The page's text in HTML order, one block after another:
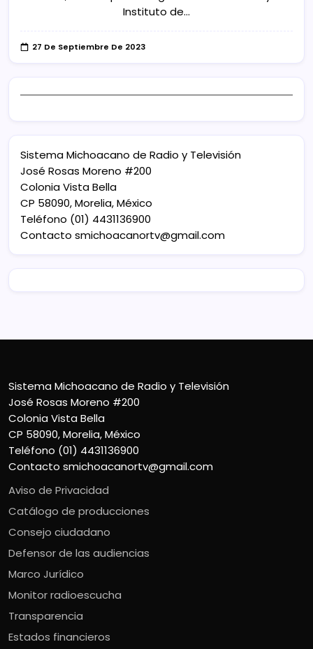
Instituto de…
27 De Septiembre De 2023
Sistema Michoacano de Radio y Televisión
José Rosas Moreno #200
Colonia Vista Bella
CP 58090, Morelia, México
Teléfono (01) 4431136900
Contacto smichoacanortv@gmail.com
Sistema Michoacano de Radio y Televisión
José Rosas Moreno #200
Colonia Vista Bella
CP 58090, Morelia, México
Teléfono (01) 4431136900
Contacto smichoacanortv@gmail.com
Aviso de Privacidad
Catálogo de producciones
Consejo ciudadano
Defensor de las audiencias
Marco Jurídico
Monitor radioescucha
Transparencia
Estados financieros